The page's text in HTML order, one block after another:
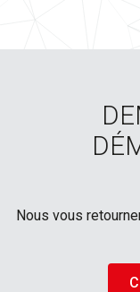
Nous vous